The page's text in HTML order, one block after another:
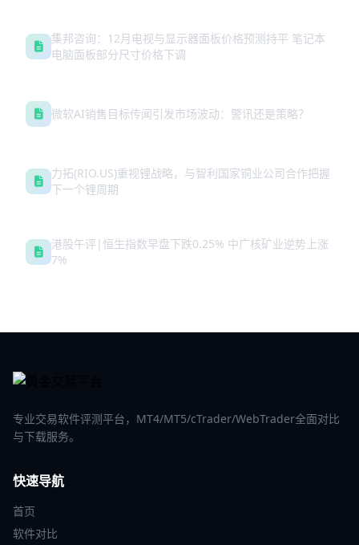
集邦咨询：12月电视与显示器面板价格预测持平 笔记本
电脑面板部分尺寸价格下调
微软AI销售目标传闻引发市场波动：警讯还是策略？
力拓(RIO.US)重视锂战略，与智利国家铜业公司合作把握
下一个锂周期
港股午评|恒生指数早盘下跌0.25% 中广核矿业逆势上涨
7%
专业交易软件评测平台，MT4/MT5/cTrader/WebTrader全面对比
与下载服务。
快速导航
首页
软件对比